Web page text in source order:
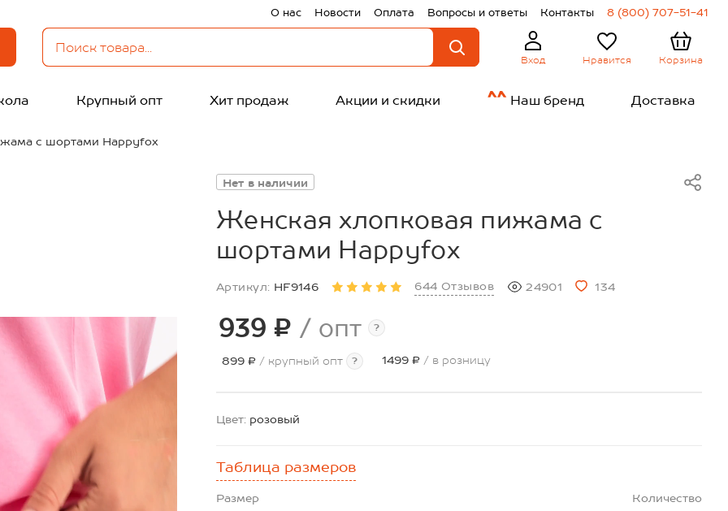
О нас Новости Оплата Вопросы и ответы Контакты 8 (800) 707-51-41
Вход Нравится Корзина
Крупный опт Хит продаж Акции и скидки Наш бренд Доставка
с шортами Happyfox
Нет в наличии
Женская хлопковая пижама с
шортами Happyfox
Артикул: HF9146 644 Отзывов 24901 134
939 ₽ / опт ?
899 ₽ / крупный опт ? 1499 ₽ / в розницу
Цвет: розовый
Таблица размеров
Размер Количество